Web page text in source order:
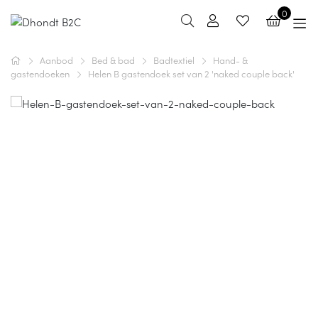
0
Aanbod Bed & bad Badtextiel
Hand- &
gastendoeken
Helen B gastendoek set van 2 'naked couple back'